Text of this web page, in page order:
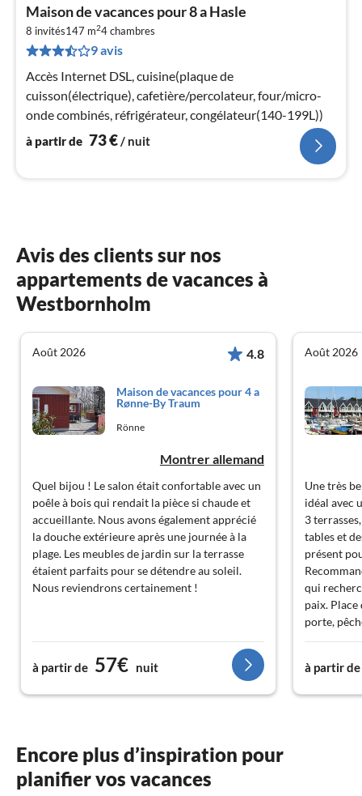
Maison de vacances pour 8 a Hasle
8 invités147 m24chambres
9 avis
Accès Internet DSL, cuisine(plaque de
cuisson(électrique), cafetière/percolateur, four/micro-
onde combinés, réfrigérateur, congélateur(140-199L))
à partir de 73€/ nuit
Avis des clients sur nos
appartements de vacances à
Westbornholm
Août 2026 4.8
Maison de vacances pour 4 a
Rønne-By Traum
Rönne
Montrer allemand
Quel bijou ! Le salon était confortable avec un
poêle à bois qui rendait la pièce si chaude et
accueillante. Nous avons également apprécié
la douche extérieure après une journée à la
plage. Les meubles de jardin sur la terrasse
étaient parfaits pour se détendre au soleil.
Nous reviendrons certainement !
à partir de 57€ nuit
Août 2026
Une très
idéal avec
3
tables et
présent
qui
paix.
porte,
top 1.
tant qu'île
à partir de
Encore plus d’inspiration pour
planifier vos vacances